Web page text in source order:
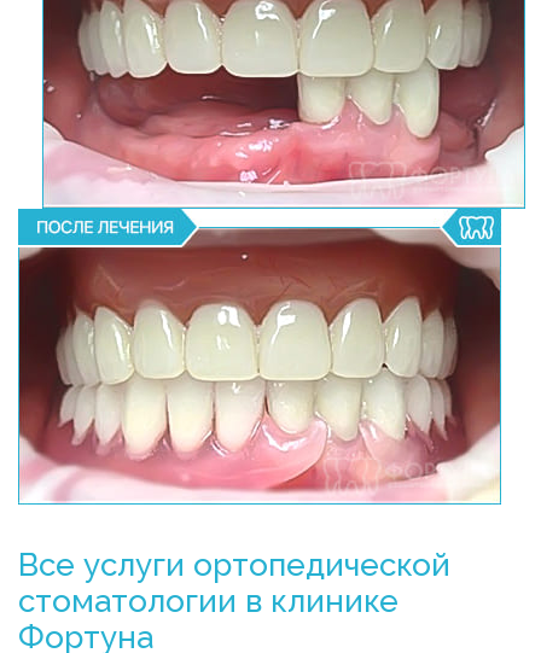
Все услуги ортопедической
стоматологии в клинике
Фортуна